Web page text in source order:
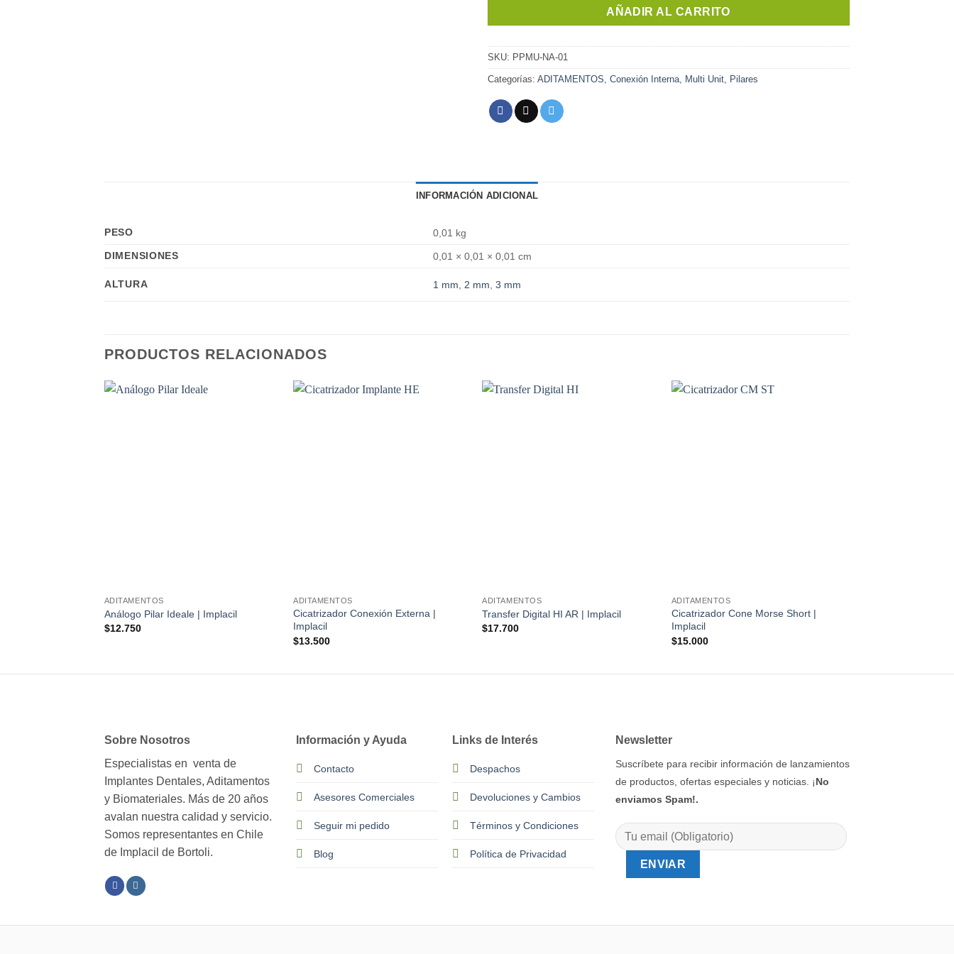
AÑADIR AL CARRITO
SKU: PPMU-NA-01
Categorías: ADITAMENTOS Conexión Interna Multi Unit Pilares
INFORMACIÓN ADICIONAL
PESO
0,01 kg
DIMENSIONES
0,01 × 0,01 × 0,01 cm
ALTURA 1 mm 2 mm ,3 mm
PRODUCTOS RELACIONADOS
ADITAMENTOS
Análogo Pilar Ideale | Implacil
$12.750
ADITAMENTOS
Cicatrizador Conexión Externa |
Implacil
$13.500
ADITAMENTOS
Transfer Digital HI AR | Implacil
$17.700
ADITAMENTOS
Cicatrizador Cone Morse Short |
Implacil
$15.000
Sobre Nosotros
Especialistas en venta de
Implantes Dentales, Aditamentos
y Biomateriales. Más de 20 años
avalan nuestra calidad y servicio.
Somos representantes en Chile
de Implacil de Bortoli.
Información y Ayuda
Contacto
Asesores Comerciales
Seguir mi pedido
Blog
Links de Interés
Despachos
Devoluciones y Cambios
Términos y Condiciones
Política de Privacidad
Newsletter
Suscríbete para recibir información de lanzamientos
de productos, ofertas especiales y noticias. ¡No
enviamos Spam!.